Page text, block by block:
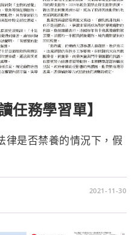
務學習單】
律是否禁養的情況下，假
2021-11-30